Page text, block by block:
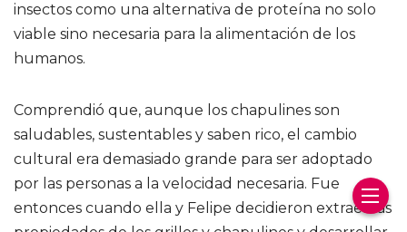
insectos como una alternativa de proteína no solo
viable sino necesaria para la alimentación de los
humanos.
Comprendió que, aunque los chapulines son
saludables, sustentables y saben rico, el cambio
cultural era demasiado grande para ser adoptado
por las personas a la velocidad necesaria. Fue
entonces cuando ella y Felipe decidieron extraer las